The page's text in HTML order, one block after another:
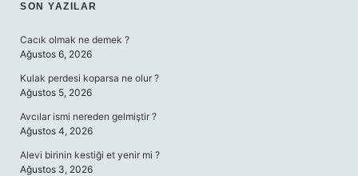
SIDEBAR
SON YAZILAR
Cacık olmak ne demek ?
Ağustos 6, 2026
Kulak perdesi koparsa ne olur ?
Ağustos 5, 2026
Avcılar ismi nereden gelmiştir ?
Ağustos 4, 2026
Alevi birinin kestiği et yenir mi ?
Ağustos 3, 2026